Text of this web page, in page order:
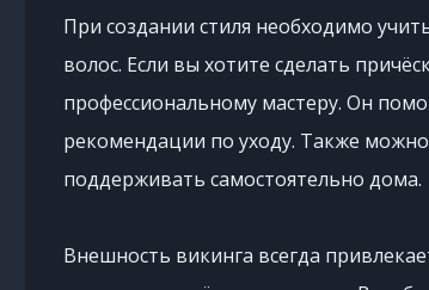
При создании стиля необходимо
волос. Если вы хотите сделать
профессиональному мастеру. Он
рекомендации по уходу. Также
поддерживать самостоятельно дома.
Внешность викинга всегда